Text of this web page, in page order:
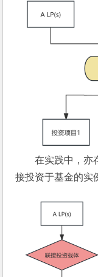
在实践中，亦
接投资于基金的实